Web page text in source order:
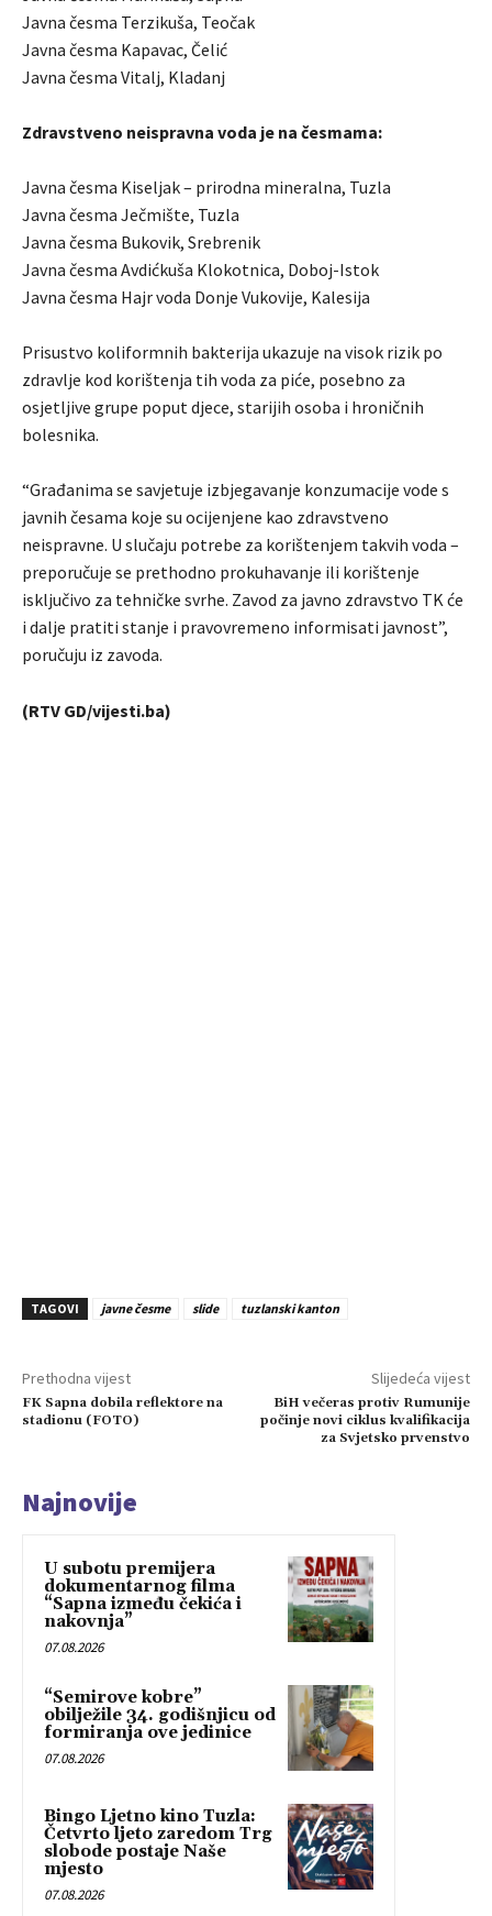
Javna česma Terzikuša, Teočak
Javna česma Kapavac, Čelić
Javna česma Vitalj, Kladanj
Zdravstveno neispravna voda je na česmama:
Javna česma Kiseljak – prirodna mineralna, Tuzla
Javna česma Ječmište, Tuzla
Javna česma Bukovik, Srebrenik
Javna česma Avdićkuša Klokotnica, Doboj-Istok
Javna česma Hajr voda Donje Vukovije, Kalesija
Prisustvo koliformnih bakterija ukazuje na visok rizik po
zdravlje kod korištenja tih voda za piće, posebno za
osjetljive grupe poput djece, starijih osoba i hroničnih
bolesnika.
“Građanima se savjetuje izbjegavanje konzumacije vode s
javnih česama koje su ocijenjene kao zdravstveno
neispravne. U slučaju potrebe za korištenjem takvih voda –
preporučuje se prethodno prokuhavanje ili korištenje
isključivo za tehničke svrhe. Zavod za javno zdravstvo TK će
i dalje pratiti stanje i pravovremeno informisati javnost”,
poručuju iz zavoda.
(RTV GD/vijesti.ba)
TAGOVI javne česme slide tuzlanski kanton
Prethodna vijest
FK Sapna dobila reflektore na
stadionu (FOTO)
Slijedeća vijest
BiH večeras protiv Rumunije
počinje novi ciklus kvalifikacija
za Svjetsko prvenstvo
Najnovije
U subotu premijera
dokumentarnog filma
“Sapna između čekića i
nakovnja”
07.08.2026
“Semirove kobre”
obilježile 34. godišnjicu od
formiranja ove jedinice
07.08.2026
Bingo Ljetno kino Tuzla:
Četvrto ljeto zaredom Trg
slobode postaje Naše
mjesto
07.08.2026